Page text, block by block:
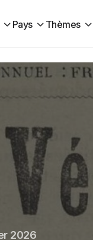
Pays Thèmes
2026